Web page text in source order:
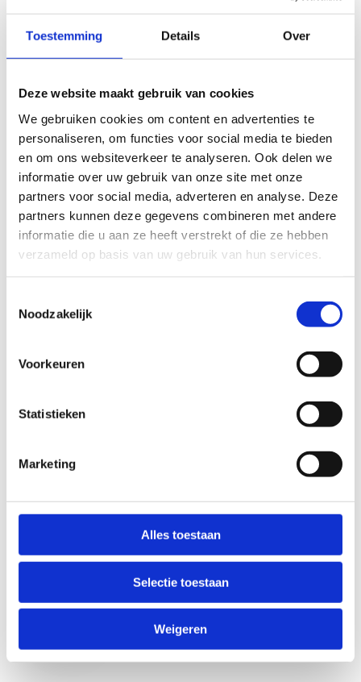
Toestemming Details Over
Deze website maakt gebruik van cookies
We gebruiken cookies om content en advertenties te
personaliseren, om functies voor social media te bieden
en om ons websiteverkeer te analyseren. Ook delen we
informatie over uw gebruik van onze site met onze
partners voor social media, adverteren en analyse. Deze
partners kunnen deze gegevens combineren met andere
informatie die u aan ze heeft verstrekt of die ze hebben
verzameld op basis van uw gebruik van hun services.
Noodzakelijk
Voorkeuren
Statistieken
Marketing
Alles toestaan
Selectie toestaan
Weigeren
Geef aan tot welk domein jouw vraag behoort
KIES EEN DOMEIN
Jouw vraag
Anti-Robot Verification
Click to start verification
Verzend